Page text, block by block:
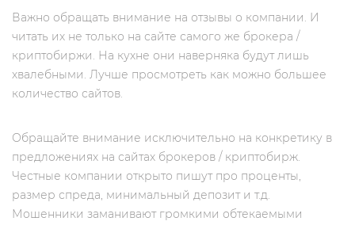
Важно обращать внимание на отзывы о компании. И
читать их не только на сайте самого же брокера /
криптобиржи. На кухне они наверняка будут лишь
хвалебными. Лучше просмотреть как можно большее
количество сайтов.
Обращайте внимание исключительно на конкретику в
предложениях на сайтах брокеров / криптобирж.
Честные компании открыто пишут про проценты,
размер спреда, минимальный депозит и т.д.
Мошенники заманивают громкими обтекаемыми